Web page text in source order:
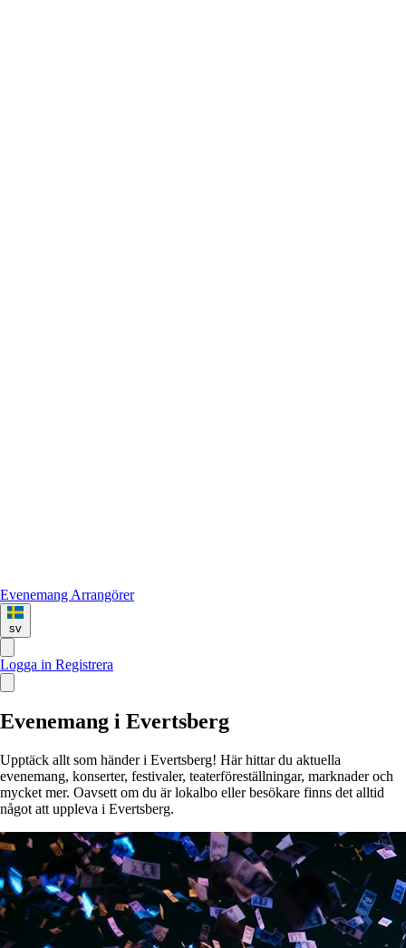
Evenemang Arrangörer
sv
Logga in Registrera
Evenemang i Evertsberg
Upptäck allt som händer i Evertsberg! Här hittar du aktuella
evenemang, konserter, festivaler, teaterföreställningar, marknader och
mycket mer. Oavsett om du är lokalbo eller besökare finns det alltid
något att uppleva i Evertsberg.